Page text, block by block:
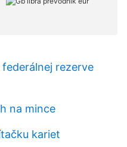
rezerve
na mince
kariet